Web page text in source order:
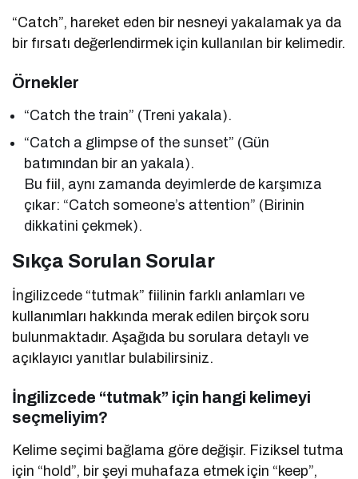
“Catch”, hareket eden bir nesneyi yakalamak ya da
bir fırsatı değerlendirmek için kullanılan bir kelimedir.
Örnekler
“Catch the train” (Treni yakala).
“Catch a glimpse of the sunset” (Gün
batımından bir an yakala).
Bu fiil, aynı zamanda deyimlerde de karşımıza
çıkar: “Catch someone’s attention” (Birinin
dikkatini çekmek).
Sıkça Sorulan Sorular
İngilizcede “tutmak” fiilinin farklı anlamları ve
kullanımları hakkında merak edilen birçok soru
bulunmaktadır. Aşağıda bu sorulara detaylı ve
açıklayıcı yanıtlar bulabilirsiniz.
İngilizcede “tutmak” için hangi kelimeyi
seçmeliyim?
Kelime seçimi bağlama göre değişir. Fiziksel tutma
için “hold”, bir şeyi muhafaza etmek için “keep”,